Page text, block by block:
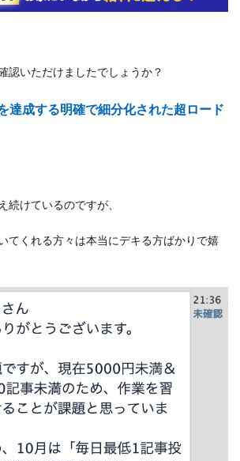
認いただけましたでしょうか？
達成する明確で細分化された超ロード
続けているのですが、
てくれる方々は本当にデキる方ばかりで嬉